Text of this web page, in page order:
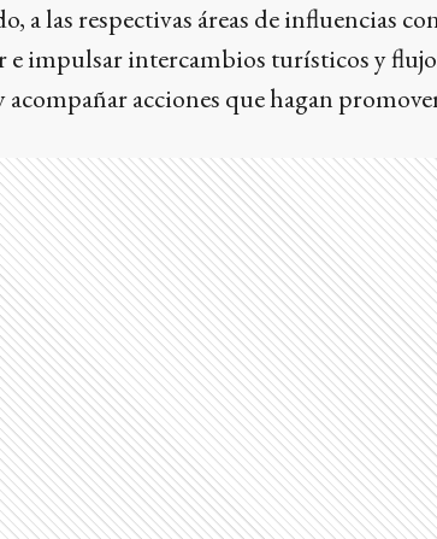
a las respectivas áreas de influencias
e impulsar intercambios turísticos y
acciones que hagan